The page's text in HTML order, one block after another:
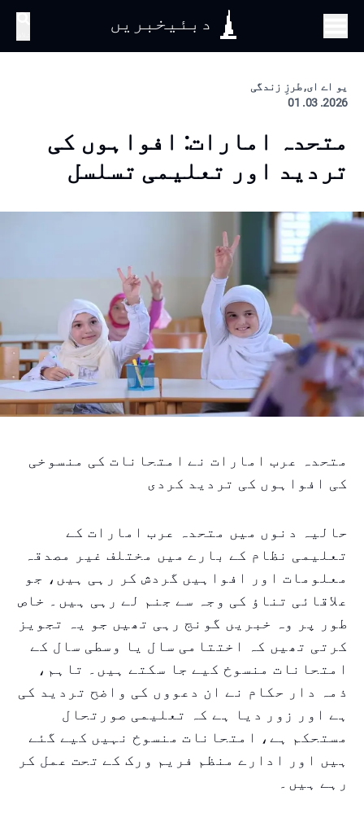
دبئیخبریں
یو اے ای, طرزِ زندگی
2026. 03. 01
متحدہ امارات: افواہوں کی
تردید اور تعلیمی تسلسل
متحدہ عرب امارات نے امتحانات کی منسوخی
کی افواہوں کی تردید کردی
حالیہ دنوں میں متحدہ عرب امارات کے
تعلیمی نظام کے بارے میں مختلف غیر مصدقہ
معلومات اور افواہیں گردش کر رہی ہیں، جو
علاقائی تناؤ کی وجہ سے جنم لے رہی ہیں۔ خاص
طور پر وہ خبریں گونج رہی تھیں جو یہ تجویز
کرتی تھیں کہ اختتامی سال یا وسطی سال کے
امتحانات منسوخ کیے جا سکتے ہیں۔ تاہم،
ذمہ دار حکام نے ان دعووں کی واضح تردید کی
ہے اور زور دیا ہے کہ تعلیمی صورتحال
مستحکم ہے، امتحانات منسوخ نہیں کیے گئے
ہیں اور ادارے منظم فریم ورک کے تحت عمل کر
رہے ہیں۔